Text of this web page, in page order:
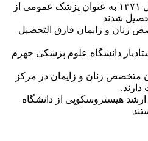
خانم دکتر زهرا زارعیان در سال ۱۳۷۱ به عنوان پزشک عمومی از
شدند
متخصص زنان و زایمان فارق التحصیل
از سال ۱۳۷۶ تا ۱۳۸۴ استادیار دانشگاه علوم پزشکی جهرم
به عنوان متخصص زنان و زایمان در مرکز
هیستروسکوپی از دانشگاه